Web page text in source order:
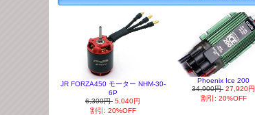
JR FORZA450 モーター NHM-30-
6P
6,300円 5,040円
割引: 20%OFF
Phoenix Ice 200
34,900円 27,920円
割引: 20%OFF